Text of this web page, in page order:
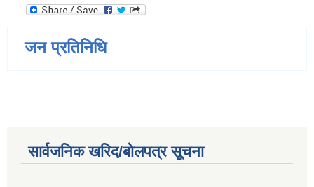
जन प्रतिनिधि
सार्वजनिक खरिद/बोलपत्र सूचना